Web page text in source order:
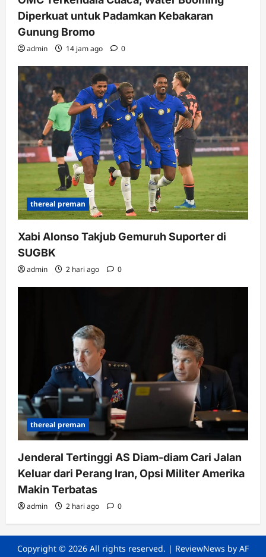
Diperkuat untuk Padamkan Kebakaran
Gunung Bromo
admin 14 jam ago 0
thereal preman
Xabi Alonso Takjub Gemuruh Suporter di
SUGBK
admin 2 hari ago 0
thereal preman
Jenderal Tertinggi AS Diam-diam Cari Jalan
Keluar dari Perang Iran, Opsi Militer Amerika
Makin Terbatas
admin 2 hari ago 0
Copyright © 2026 All rights reserved. | ReviewNews by AF